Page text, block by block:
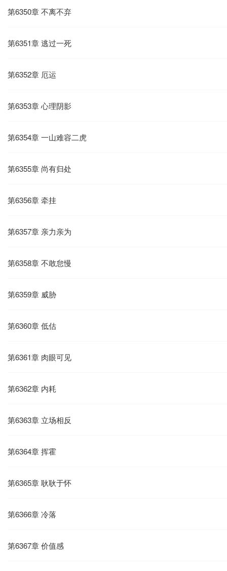
第6350章 不离不弃
第6351章 逃过一死
第6352章 厄运
第6353章 心理阴影
第6354章 一山难容二虎
第6355章 尚有归处
第6356章 牵挂
第6357章 亲力亲为
第6358章 不敢怠慢
第6359章 威胁
第6360章 低估
第6361章 肉眼可见
第6362章 内耗
第6363章 立场相反
第6364章 挥霍
第6365章 耿耿于怀
第6366章 冷落
第6367章 价值感